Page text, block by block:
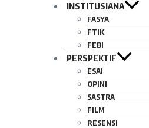
INSTITUSIANA
FASYA
FTIK
FEBI
PERSPEKTIF
ESAI
OPINI
SASTRA
FILM
RESENSI